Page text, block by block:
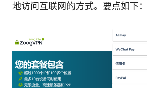
地访问互联网的方式。要点如下：